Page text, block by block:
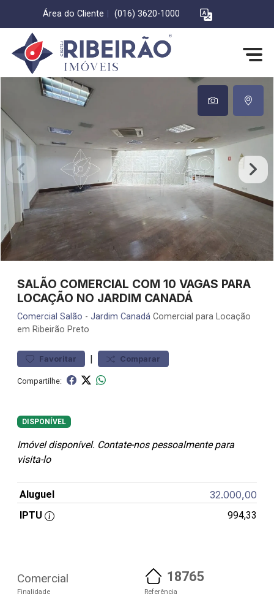
Área do Cliente (016) 3620-1000
SALÃO COMERCIAL COM 10 VAGAS PARA
LOCAÇÃO NO JARDIM CANADÁ
Comercial Salão - Jardim Canadá Comercial para Locação
em Ribeirão Preto
Favoritar | Comparar
Compartilhe:
DISPONÍVEL
Imóvel disponível. Contate-nos pessoalmente para
visita-lo
Aluguel 32.000,00
IPTU 994,33
Comercial
Finalidade
18765
Referência